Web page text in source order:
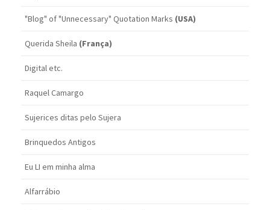
"Blog" of "Unnecessary" Quotation Marks (USA)
Querida Sheila (França)
Digital etc.
Raquel Camargo
Sujerices ditas pelo Sujera
Brinquedos Antigos
Eu LI em minha alma
Alfarrábio